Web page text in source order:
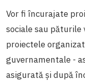
Vor fi încurajate
sociale sau
proiectele
guvernamentale -
asigurată și după